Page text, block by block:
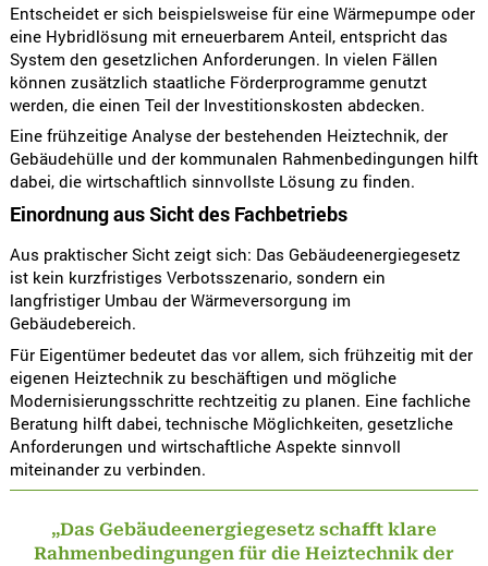
Entscheidet er sich beispielsweise für eine Wärmepumpe oder
eine Hybridlösung mit erneuerbarem Anteil, entspricht das
System den gesetzlichen Anforderungen. In vielen Fällen
können zusätzlich staatliche Förderprogramme genutzt
werden, die einen Teil der Investitionskosten abdecken.
Eine frühzeitige Analyse der bestehenden Heiztechnik, der
Gebäudehülle und der kommunalen Rahmenbedingungen hilft
dabei, die wirtschaftlich sinnvollste Lösung zu finden.
Einordnung aus Sicht des Fachbetriebs
Aus praktischer Sicht zeigt sich: Das Gebäudeenergiegesetz
ist kein kurzfristiges Verbotsszenario, sondern ein
langfristiger Umbau der Wärmeversorgung im
Gebäudebereich.
Für Eigentümer bedeutet das vor allem, sich frühzeitig mit der
eigenen Heiztechnik zu beschäftigen und mögliche
Modernisierungsschritte rechtzeitig zu planen. Eine fachliche
Beratung hilft dabei, technische Möglichkeiten, gesetzliche
Anforderungen und wirtschaftliche Aspekte sinnvoll
miteinander zu verbinden.
„Das Gebäudeenergiegesetz schafft klare
Rahmenbedingungen für die Heiztechnik der